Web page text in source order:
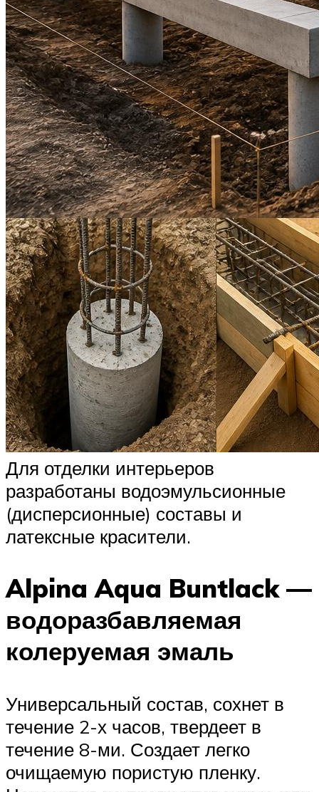
Для отделки интерьеров
разработаны водоэмульсионные
(дисперсионные) составы и
латексные красители.
Alpina Aqua Buntlack —
водоразбавляемая
колеруемая эмаль
Универсальный состав, сохнет в
течение 2-х часов, твердеет в
течение 8-ми. Создает легко
очищаемую пористую пленку.